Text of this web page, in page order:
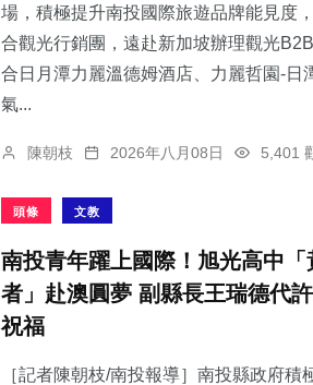
場，積極提升南投國際旅遊品牌能見度
合觀光行銷團，遠赴新加坡辦理觀光
合日月潭力麗溫德姆酒店、力麗哲園-日
氣...
陳朝枝 2026年八月08日 5,401
頭條 文教
南投青年躍上國際！旭光高中
者」赴澳圓夢 副縣長王瑞德代
祝福
［記者陳朝枝/南投報導］南投縣政府積